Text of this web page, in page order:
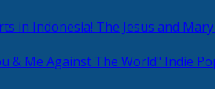
The Jesus and
Indie